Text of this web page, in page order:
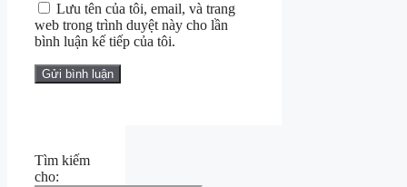
Lưu tên của tôi, email, và trang
web trong trình duyệt này cho lần
bình luận kế tiếp của tôi.
Tìm kiếm
cho: